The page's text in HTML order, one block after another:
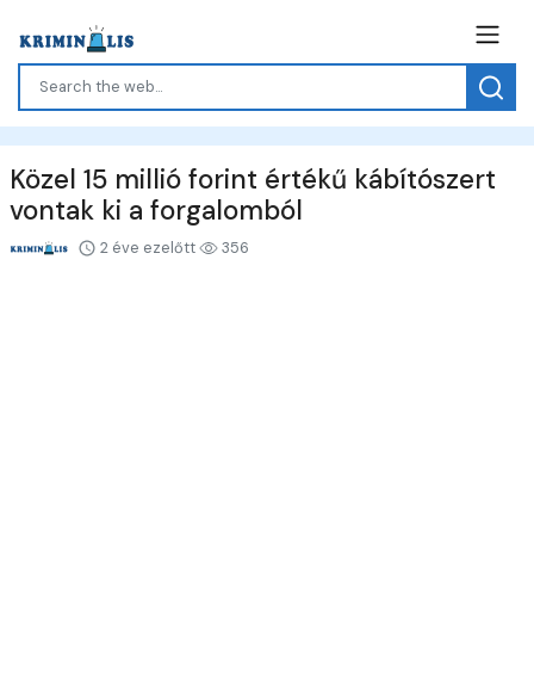
Közel 15 millió forint értékű kábítószert
vontak ki a forgalomból
2 éve ezelőtt 356